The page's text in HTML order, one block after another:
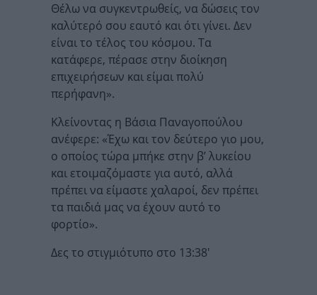
Θέλω να συγκεντρωθείς, να δώσεις τον
καλύτερό σου εαυτό και ότι γίνει. Δεν
είναι το τέλος του κόσμου. Τα
κατάφερε, πέρασε στην διοίκηση
επιχειρήσεων και είμαι πολύ
περήφανη».
Κλείνοντας η Βάσια Παναγοπούλου
ανέφερε: «Έχω και τον δεύτερο γιο μου,
ο οποίος τώρα μπήκε στην β’ λυκείου
και ετοιμαζόμαστε για αυτό, αλλά
πρέπει να είμαστε χαλαροί, δεν πρέπει
τα παιδιά μας να έχουν αυτό το
φορτίο».
Δες το στιγμιότυπο στο 13:38′